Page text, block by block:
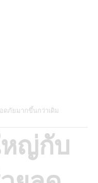
ดภัยมากขึ้นกว่าเดิม
หญ่กับ